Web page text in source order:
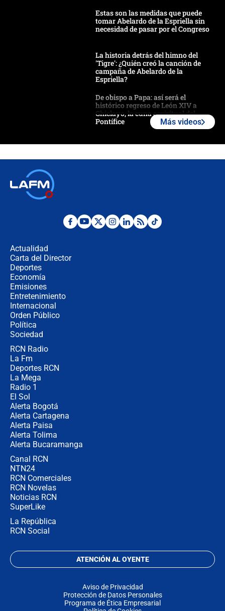
Estas son las medidas que puede
tomar Abelardo de la Espriella sin
necesidad de pasar por el Congreso
La historia detrás del himno del
'Tigre': ¿Quién creó la canción de
campaña de Abelardo de la
Espriella?
De obispo a Papa: así será el
histórico regreso de León XIV a
Chiclayo, la cuna espiritual del
Pontífice
¿La posesión de Abelardo De la
Más videos
Actualidad
Carta del Director
Deportes
Economía
Emisiones
Entretenimiento
Internacional
Orden Público
Política
Sociedad
RCN Radio
La Fm
Deportes RCN
La Mega
Radio 1
El Sol
Alerta Bogotá
Alerta Cartagena
Alerta Paisa
Alerta Tolima
Alerta Bucaramanga
Canal RCN
NTN24
RCN Comerciales
RCN Novelas
Noticias RCN
SuperLike
La República
RCN Social
ATENCIÓN AL OYENTE
Aviso de Privacidad
Protección de Datos Personales
Programa de Ética Empresarial